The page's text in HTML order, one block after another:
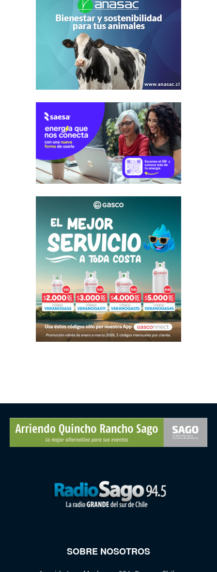
SOBRE NOSOTROS